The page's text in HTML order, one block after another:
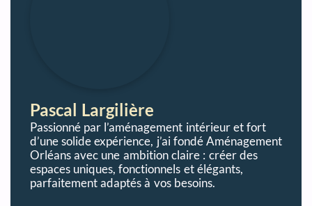
Pascal Largilière
Passionné par l’aménagement intérieur et fort
d’une solide expérience, j’ai fondé Aménagement
Orléans avec une ambition claire : créer des
espaces uniques, fonctionnels et élégants,
parfaitement adaptés à vos besoins.